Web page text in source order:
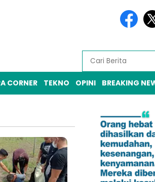
CORNER TEKNO OPINI BREAKING